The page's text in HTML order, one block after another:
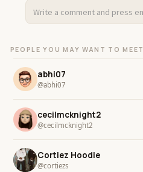
PEOPLE YOU MAY WANT TO MEET
abhi07
@abhi07
cecilmcknight2
@cecilmcknight2
Cortiez Hoodie
@cortiezs